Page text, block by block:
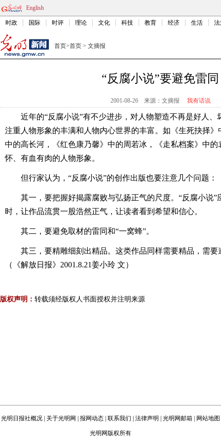
English
时政 国际 时评 理论 文化 科技 教育 经济 生活
首页>首页 > 文摘报
“反腐小说”要避免雷同
2001-08-26 来源：文摘报 我有话说
近年的“反腐小说”有不少进步，对人物塑造不再是好人
注重人物形象的丰满和人物内心世界的丰富。如《生死抉择
中的高长河，《红色康乃馨》中的周若冰，《走私档案》中
怀、有血有肉的人物形象。
但行家认为，“反腐小说”的创作出版也要注意几个问题：
其一，要把握好揭露腐败与弘扬正气的尺度。“反腐小说
时，让作品流贯一股浩然正气，让读者看到希望和信心。
其二，要避免取材的雷同和“一窝蜂”。
其三，要精雕细刻出精品。这类作品同样需要精品，需
（《解放日报》2001.8.21姜小玲 文）
版权声明： 转载须经版权人书面授权并注明来源
光明日报社概况 关于光明网 报网动态 联系我们 法律声明 光明网邮箱 网站地图
光明网版权所有